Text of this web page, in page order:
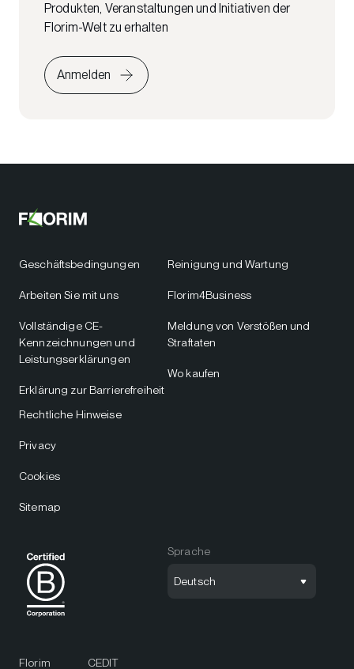
Produkten, Veranstaltungen und Initiativen der
Florim-Welt zu erhalten
Anmelden
Geschäftsbedingungen
Arbeiten Sie mit uns
Vollständige CE-
Kennzeichnungen und
Leistungserklärungen
Erklärung zur Barrierefreiheit
Reinigung und Wartung
Florim4Business
Meldung von Verstößen und
Straftaten
Wo kaufen
Rechtliche Hinweise
Privacy
Cookies
Sitemap
Sprache
Deutsch
Florim CEDIT